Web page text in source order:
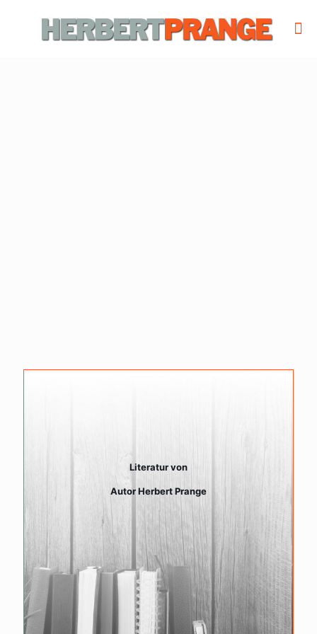
Literatur von
Autor Herbert Prange